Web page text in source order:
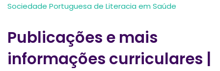
Sociedade Portuguesa de Literacia em Saúde
Publicações e mais
informações curriculares |